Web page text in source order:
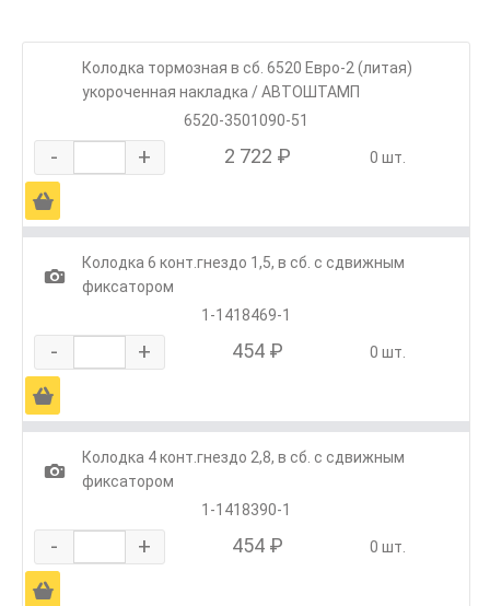
Колодка тормозная в сб. 6520 Евро-2 (литая)
укороченная накладка / АВТОШТАМП
6520-3501090-51
- + 2 722 ₽ 0 шт.
Ä
1
Колодка 6 конт.гнездо 1,5, в сб. с сдвижным
фиксатором
1-1418469-1
- + 454 ₽ 0 шт.
Ä
1
Колодка 4 конт.гнездо 2,8, в сб. с сдвижным
фиксатором
1-1418390-1
- + 454 ₽ 0 шт.
Ä